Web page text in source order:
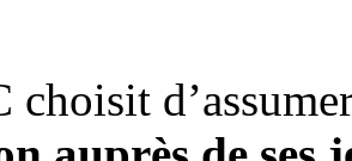
choisit